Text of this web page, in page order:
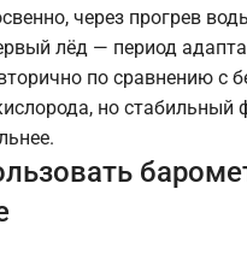
через прогрев
лёд — период
по сравнению с
но стабильный